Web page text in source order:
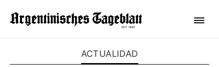
ACTUALIDAD